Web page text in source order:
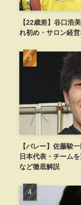
【22歳差】谷口浩
れ初め・サロン経
【バレー】佐藤駿
日本代表・チーム
など徹底解説